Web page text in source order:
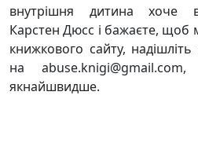
внутрішня дитина хоче
Карстен Дюсс і бажаєте, щоб
книжкового сайту,
на
якнайшвидше.